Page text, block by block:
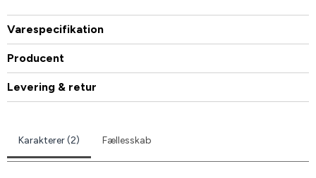
Varespecifikation
Producent
Levering & retur
Karakterer (2) Fællesskab